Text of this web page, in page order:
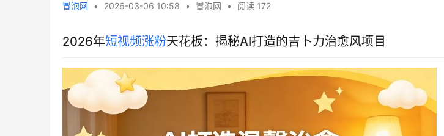
冒泡网 • 2026-03-06 10:58 • 冒泡网 • 阅读 172
2026年短视频涨粉天花板：揭秘AI打造的吉卜力治愈风项目